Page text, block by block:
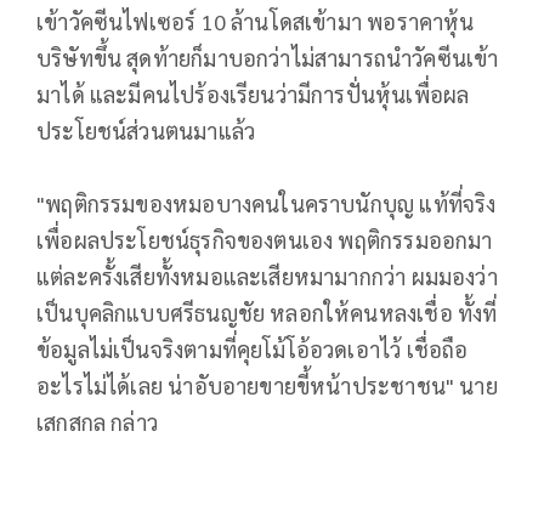
เข้าวัคซีนไฟเซอร์ 10 ล้านโดสเข้ามา พอราคาหุ้น
บริษัทขึ้น สุดท้ายก็มาบอกว่าไม่สามารถนำวัคซีนเข้า
มาได้ และมีคนไปร้องเรียนว่ามีการปั่นหุ้นเพื่อผล
ประโยชน์ส่วนตนมาแล้ว
"พฤติกรรมของหมอบางคนในคราบนักบุญ แท้ที่จริง
เพื่อผลประโยชน์ธุรกิจของตนเอง พฤติกรรมออกมา
แต่ละครั้งเสียทั้งหมอและเสียหมามากกว่า ผมมองว่า
เป็นบุคลิกแบบศรีธนญชัย หลอกให้คนหลงเชื่อ ทั้งที่
ข้อมูลไม่เป็นจริงตามที่คุยโม้โอ้อวดเอาไว้ เชื่อถือ
อะไรไม่ได้เลย น่าอับอายขายขี้หน้าประชาชน" นาย
เสกสกล กล่าว